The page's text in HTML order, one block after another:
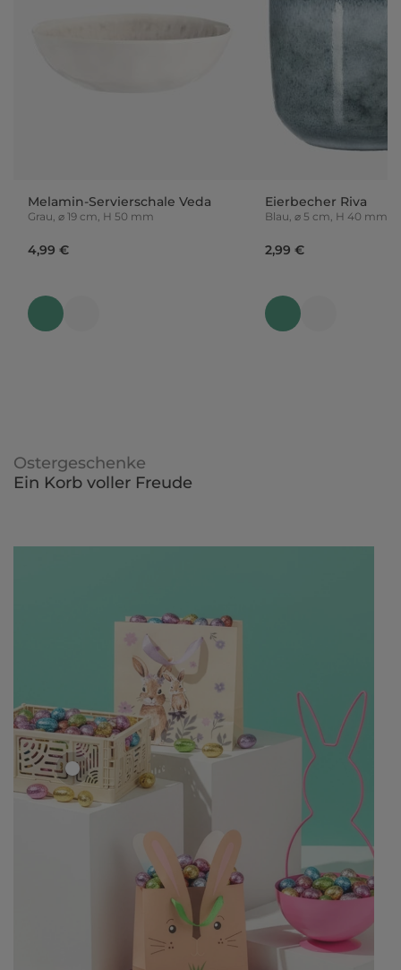
Melamin-Servierschale Veda
Grau, ⌀ 19 cm, H 50 mm
4,99 €
Eierbecher Riva
Blau, ⌀ 5 cm, H 40 mm
2,99 €
Ostergeschenke
Ein Korb voller Freude